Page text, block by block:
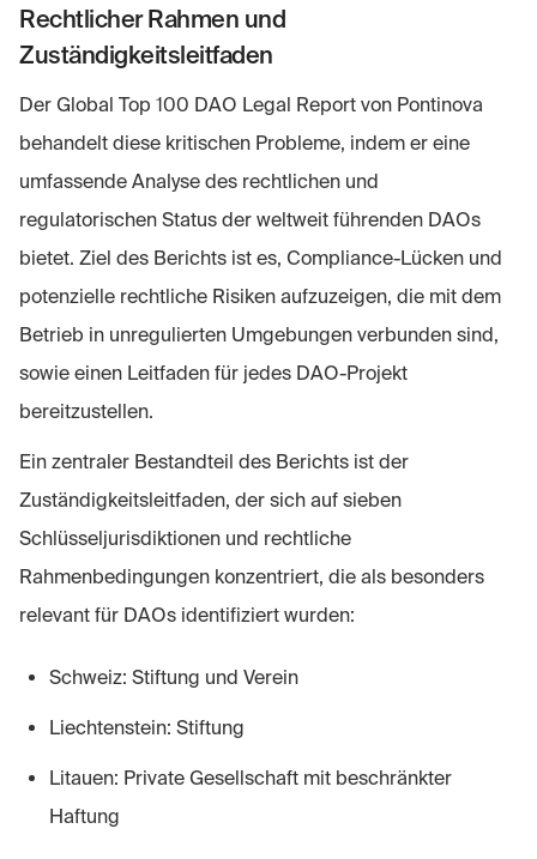
Rechtlicher Rahmen und
Zuständigkeitsleitfaden
Der Global Top 100 DAO Legal Report von Pontinova
behandelt diese kritischen Probleme, indem er eine
umfassende Analyse des rechtlichen und
regulatorischen Status der weltweit führenden DAOs
bietet. Ziel des Berichts ist es, Compliance-Lücken und
potenzielle rechtliche Risiken aufzuzeigen, die mit dem
Betrieb in unregulierten Umgebungen verbunden sind,
sowie einen Leitfaden für jedes DAO-Projekt
bereitzustellen.
Ein zentraler Bestandteil des Berichts ist der
Zuständigkeitsleitfaden, der sich auf sieben
Schlüsseljurisdiktionen und rechtliche
Rahmenbedingungen konzentriert, die als besonders
relevant für DAOs identifiziert wurden:
Schweiz: Stiftung und Verein
Liechtenstein: Stiftung
Litauen: Private Gesellschaft mit beschränkter
Haftung